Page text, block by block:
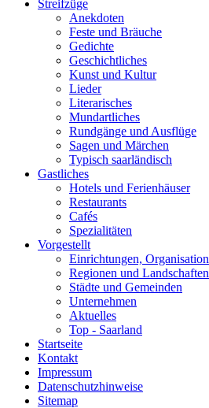
Streifzüge
Anekdoten
Feste und Bräuche
Gedichte
Geschichtliches
Kunst und Kultur
Lieder
Literarisches
Mundartliches
Rundgänge und Ausflüge
Sagen und Märchen
Typisch saarländisch
Gastliches
Hotels und Ferienhäuser
Restaurants
Cafés
Spezialitäten
Vorgestellt
Einrichtungen,
Regionen und Landschaften
Städte und Gemeinden
Unternehmen
Aktuelles
Top - Saarland
Startseite
Kontakt
Impressum
Datenschutzhinweise
Sitemap